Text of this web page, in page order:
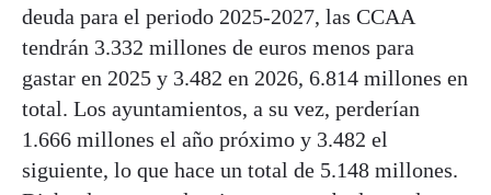
deuda para el periodo 2025-2027, las CCAA
tendrán 3.332 millones de euros menos para
gastar en 2025 y 3.482 en 2026, 6.814 millones en
total. Los ayuntamientos, a su vez, perderían
1.666 millones el año próximo y 3.482 el
siguiente, lo que hace un total de 5.148 millones.